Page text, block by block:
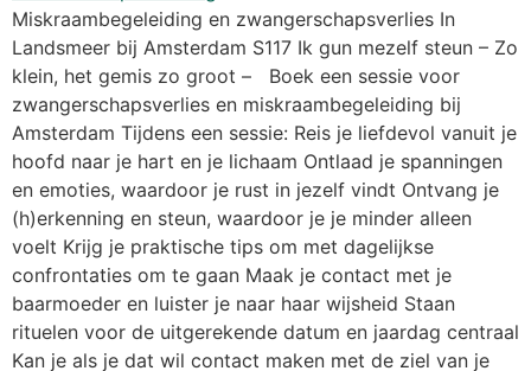
Miskraambegeleiding en zwangerschapsverlies In
Landsmeer bij Amsterdam S117 Ik gun mezelf steun – Zo
klein, het gemis zo groot – Boek een sessie voor
zwangerschapsverlies en miskraambegeleiding bij
Amsterdam Tijdens een sessie: Reis je liefdevol vanuit je
hoofd naar je hart en je lichaam Ontlaad je spanningen
en emoties, waardoor je rust in jezelf vindt Ontvang je
(h)erkenning en steun, waardoor je je minder alleen
voelt Krijg je praktische tips om met dagelijkse
confrontaties om te gaan Maak je contact met je
baarmoeder en luister je naar haar wijsheid Staan
rituelen voor de uitgerekende datum en jaardag centraal
Kan je als je dat wil contact maken met de ziel van je